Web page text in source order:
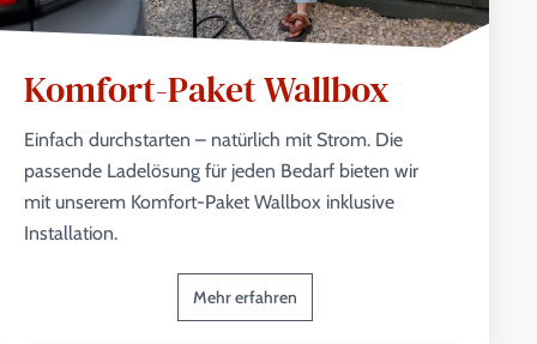
Komfort-Paket Wallbox
Einfach durchstarten – natürlich mit Strom. Die
passende Ladelösung für jeden Bedarf bieten wir
mit unserem Komfort-Paket Wallbox inklusive
Installation.
Mehr erfahren